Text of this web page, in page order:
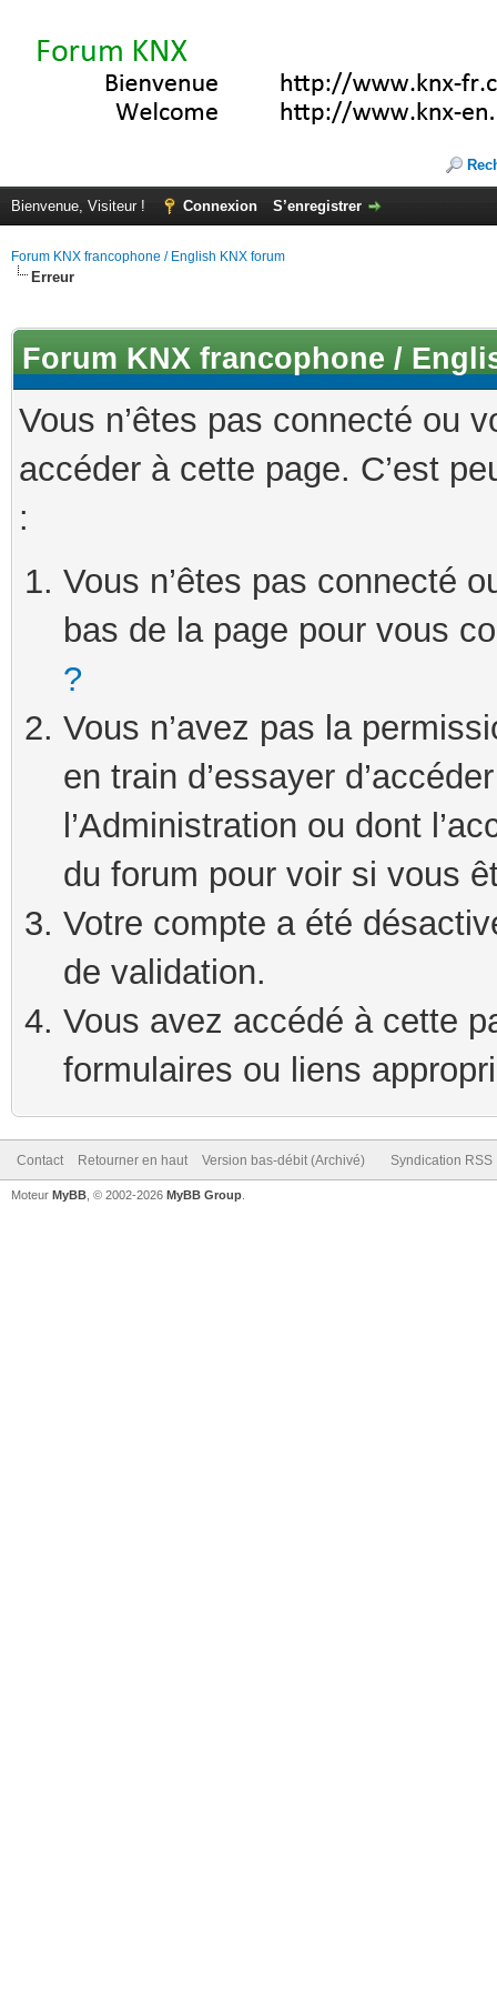
Bienvenue, Visiteur ! Connexion S’enregistrer
Forum KNX francophone / English KNX forum
Erreur
Forum KNX francophone /
Vous n’êtes pas connecté ou
accéder à cette page. C’est
:
Vous n’êtes pas connecté
bas de la page pour vous
?
Vous n’avez pas la
en train d’essayer
l’Administration ou dont
du forum pour voir si vous
Votre compte a été
de validation.
Vous avez accédé à cette
formulaires ou liens
Contact Retourner en haut Version bas-débit (Archivé) Syndication RSS
Moteur MyBB , © 2002-2026 MyBB Group